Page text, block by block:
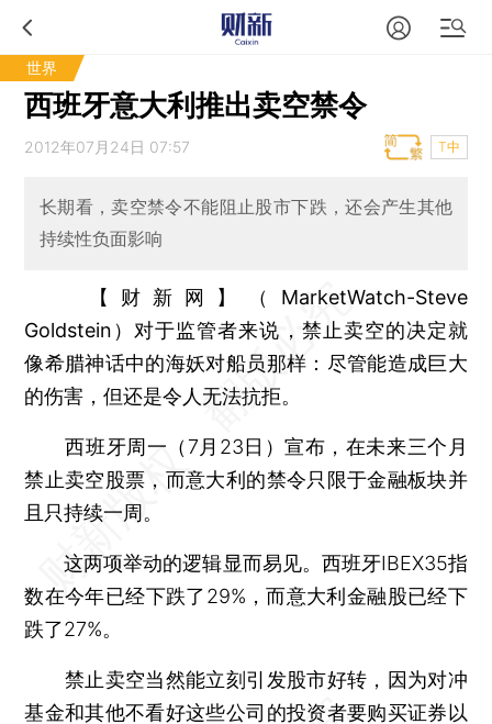
世界
西班牙意大利推出卖空禁令
2012年07月24日 07:57 T中
长期看，卖空禁令不能阻止股市下跌，还会产生其他
持续性负面影响
【财新网】（MarketWatch-Steve
Goldstein） 对于监管者来说，禁止卖空的决定就
像希腊神话中的海妖对船员那样：尽管能造成巨大
的伤害，但还是令人无法抗拒。
西班牙周一（7月23日）宣布，在未来三个月
禁止卖空股票，而意大利的禁令只限于金融板块并
且只持续一周。
这两项举动的逻辑显而易见。西班牙IBEX35指
数在今年已经下跌了29%，而意大利金融股已经下
跌了27%。
禁止卖空当然能立刻引发股市好转，因为对冲
基金和其他不看好这些公司的投资者要购买证券以